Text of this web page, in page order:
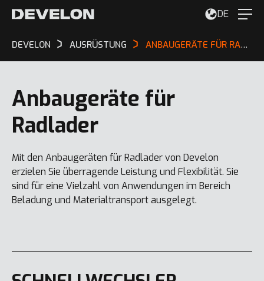
DE
DEVELON AUSRÜSTUNG ANBAUGERÄTE FÜR RADLADER
Anbaugeräte für
Radlader
Mit den Anbaugeräten für Radlader von Develon
erzielen Sie überragende Leistung und Flexibilität. Sie
sind für eine Vielzahl von Anwendungen im Bereich
Beladung und Materialtransport ausgelegt.